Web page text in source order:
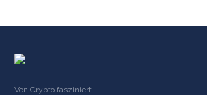
Von Crypto fasziniert.